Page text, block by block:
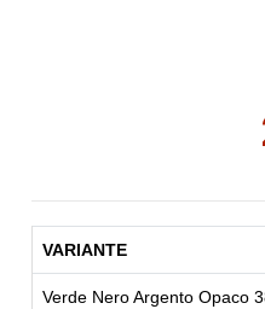
VARIANTE
Verde Nero Argento Opaco